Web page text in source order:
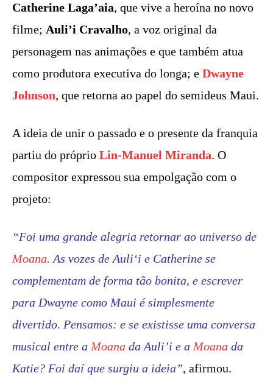
Catherine Laga’aia, que vive a heroína no novo
filme; Auli’i Cravalho, a voz original da
personagem nas animações e que também atua
como produtora executiva do longa; e Dwayne
Johnson, que retorna ao papel do semideus Maui.
A ideia de unir o passado e o presente da franquia
partiu do próprio Lin-Manuel Miranda. O
compositor expressou sua empolgação com o
projeto:
“Foi uma grande alegria retornar ao universo de
Moana. As vozes de Auliʻi e Catherine se
complementam de forma tão bonita, e escrever
para Dwayne como Maui é simplesmente
divertido. Pensamos: e se existisse uma conversa
musical entre a Moana da Auli’i e a Moana da
Katie? Foi daí que surgiu a ideia”, afirmou.